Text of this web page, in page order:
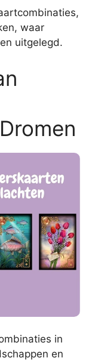
waar
uitgelegd.
in
en